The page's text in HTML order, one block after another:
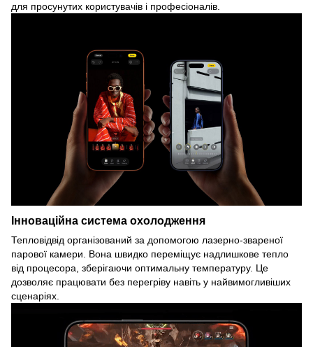
для просунутих користувачів і професіоналів.
Інноваційна система охолодження
Тепловідвід організований за допомогою лазерно-звареної
парової камери. Вона швидко переміщує надлишкове тепло
від процесора, зберігаючи оптимальну температуру. Це
дозволяє працювати без перегріву навіть у найвимогливіших
сценаріях.